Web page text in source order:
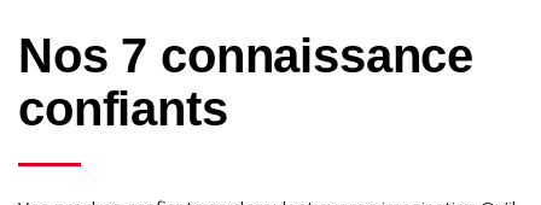
Nos 7 connaissance
confiants